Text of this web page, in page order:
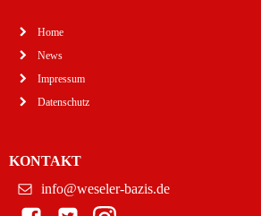
Home
News
Impressum
Datenschutz
KONTAKT
info@weseler-bazis.de